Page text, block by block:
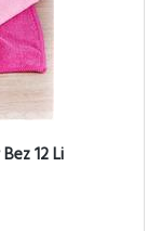
12 Li